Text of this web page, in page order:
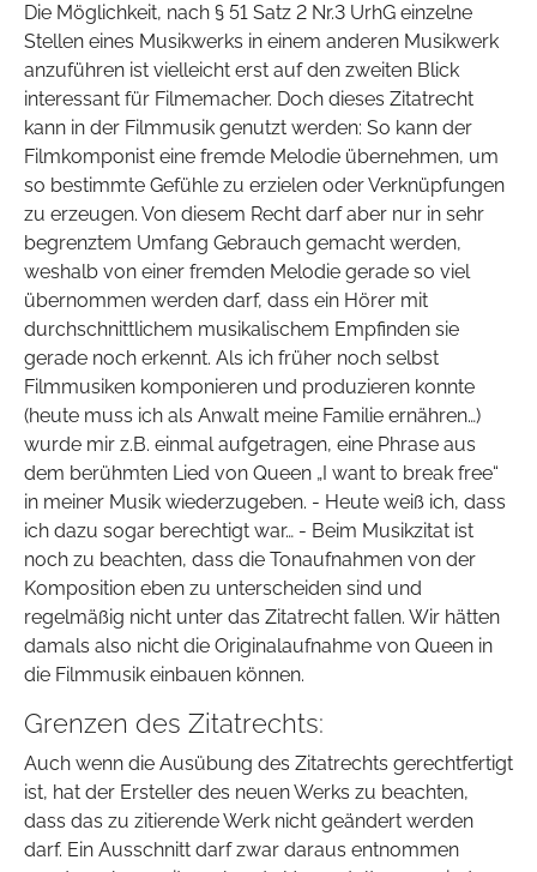
Die Möglichkeit, nach § 51 Satz 2 Nr.3 UrhG einzelne
Stellen eines Musikwerks in einem anderen Musikwerk
anzuführen ist vielleicht erst auf den zweiten Blick
interessant für Filmemacher. Doch dieses Zitatrecht
kann in der Filmmusik genutzt werden: So kann der
Filmkomponist eine fremde Melodie übernehmen, um
so bestimmte Gefühle zu erzielen oder Verknüpfungen
zu erzeugen. Von diesem Recht darf aber nur in sehr
begrenztem Umfang Gebrauch gemacht werden,
weshalb von einer fremden Melodie gerade so viel
übernommen werden darf, dass ein Hörer mit
durchschnittlichem musikalischem Empfinden sie
gerade noch erkennt. Als ich früher noch selbst
Filmmusiken komponieren und produzieren konnte
(heute muss ich als Anwalt meine Familie ernähren…)
wurde mir z.B. einmal aufgetragen, eine Phrase aus
dem berühmten Lied von Queen „I want to break free“
in meiner Musik wiederzugeben. - Heute weiß ich, dass
ich dazu sogar berechtigt war… - Beim Musikzitat ist
noch zu beachten, dass die Tonaufnahmen von der
Komposition eben zu unterscheiden sind und
regelmäßig nicht unter das Zitatrecht fallen. Wir hätten
damals also nicht die Originalaufnahme von Queen in
die Filmmusik einbauen können.
Grenzen des Zitatrechts:
Auch wenn die Ausübung des Zitatrechts gerechtfertigt
ist, hat der Ersteller des neuen Werks zu beachten,
dass das zu zitierende Werk nicht geändert werden
darf. Ein Ausschnitt darf zwar daraus entnommen